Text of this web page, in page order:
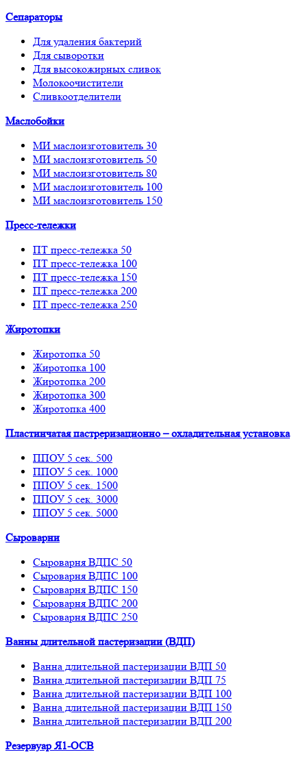
Сепараторы
Для удаления бактерий
Для сыворотки
Для высокожирных сливок
Молокоочистители
Сливкоотделители
Маслобойки
МИ маслоизготовитель 30
МИ маслоизготовитель 50
МИ маслоизготовитель 80
МИ маслоизготовитель 100
МИ маслоизготовитель 150
Пресс-тележки
ПТ пресс-тележка 50
ПТ пресс-тележка 100
ПТ пресс-тележка 150
ПТ пресс-тележка 200
ПТ пресс-тележка 250
Жиротопки
Жиротопка 50
Жиротопка 100
Жиротопка 200
Жиротопка 300
Жиротопка 400
Пластинчатая пастреризационно – охладительная установка
ППОУ 5 сек. 500
ППОУ 5 сек. 1000
ППОУ 5 сек. 1500
ППОУ 5 сек. 3000
ППОУ 5 сек. 5000
Сыроварни
Сыроварня ВДПС 50
Сыроварня ВДПС 100
Сыроварня ВДПС 150
Сыроварня ВДПС 200
Сыроварня ВДПС 250
Ванны длительной пастеризации (ВДП)
Ванна длительной пастеризации ВДП 50
Ванна длительной пастеризации ВДП 75
Ванна длительной пастеризации ВДП 100
Ванна длительной пастеризации ВДП 150
Ванна длительной пастеризации ВДП 200
Резервуар Я1-ОСВ